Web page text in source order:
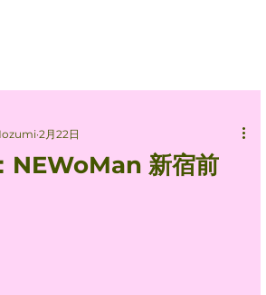
NEWoMan 新宿前
2月22日